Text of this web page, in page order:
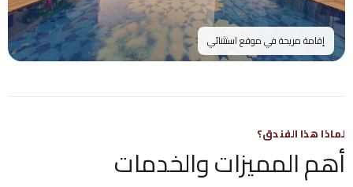
إقامة مريحة في موقع استثنائي
لماذا هذا الفندق؟
أهم المميزات والخدمات